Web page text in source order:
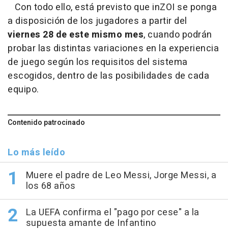
Con todo ello, está previsto que inZOI se ponga
a disposición de los jugadores a partir del
viernes 28 de este mismo mes, cuando podrán
probar las distintas variaciones en la experiencia
de juego según los requisitos del sistema
escogidos, dentro de las posibilidades de cada
equipo.
Contenido patrocinado
Lo más leído
Muere el padre de Leo Messi, Jorge Messi, a
los 68 años
La UEFA confirma el "pago por cese" a la
supuesta amante de Infantino